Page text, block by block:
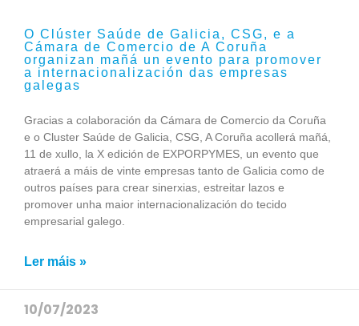
O Clúster Saúde de Galicia, CSG, e a
Cámara de Comercio de A Coruña
organizan mañá un evento para promover
a internacionalización das empresas
galegas
Gracias a colaboración da Cámara de Comercio da Coruña
e o Cluster Saúde de Galicia, CSG, A Coruña acollerá mañá,
11 de xullo, la X edición de EXPORPYMES, un evento que
atraerá a máis de vinte empresas tanto de Galicia como de
outros países para crear sinerxias, estreitar lazos e
promover unha maior internacionalización do tecido
empresarial galego.
Ler máis »
10/07/2023